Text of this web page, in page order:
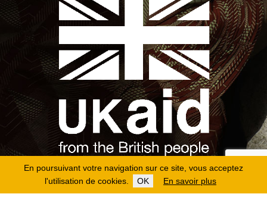
En poursuivant votre navigation sur ce site, vous acceptez
l'utilisation de cookies.
OK En savoir plus